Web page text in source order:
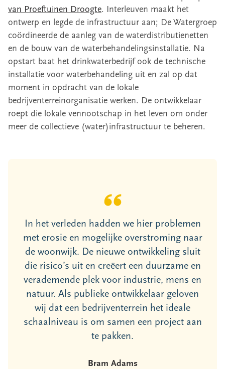
van Proeftuinen Droogte. Interleuven maakt het
ontwerp en legde de infrastructuur aan; De Watergroep
coördineerde de aanleg van de waterdistributienetten
en de bouw van de waterbehandelingsinstallatie. Na
opstart baat het drinkwaterbedrijf ook de technische
installatie voor waterbehandeling uit en zal op dat
moment in opdracht van de lokale
bedrijventerreinorganisatie werken. De ontwikkelaar
roept die lokale vennootschap in het leven om onder
meer de collectieve (water)infrastructuur te beheren.
In het verleden hadden we hier problemen
met erosie en mogelijke overstroming naar
de woonwijk. De nieuwe ontwikkeling sluit
die risico’s uit en creëert een duurzame en
verademende plek voor industrie, mens en
natuur. Als publieke ontwikkelaar geloven
wij dat een bedrijventerrein het ideale
schaalniveau is om samen een project aan
te pakken.
Bram Adams